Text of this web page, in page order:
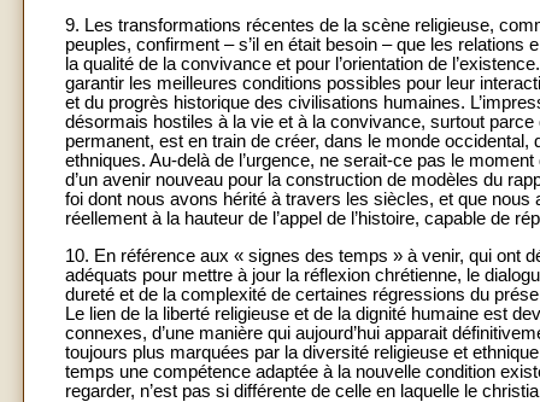
9. Les transformations récentes de la scène religieuse,
peuples, confirment – s’il en était besoin – que les
la qualité de la convivance et pour l’orientation de
garantir les meilleures conditions possibles pour leur
et du progrès historique des civilisations humaines.
désormais hostiles à la vie et à la convivance, surtout
permanent, est en train de créer, dans le monde
ethniques. Au-delà de l’urgence, ne serait-ce pas le
d’un avenir nouveau pour la construction de modèles du
foi dont nous avons hérité à travers les siècles, et que
réellement à la hauteur de l’appel de l’histoire, capable de
10. En référence aux « signes des temps » à venir, qui ont
adéquats pour mettre à jour la réflexion chrétienne, le
dureté et de la complexité de certaines régressions du
Le lien de la liberté religieuse et de la dignité humaine est
connexes, d’une manière qui aujourd’hui apparait
toujours plus marquées par la diversité religieuse et
temps une compétence adaptée à la nouvelle condition
regarder, n’est pas si différente de celle en laquelle le